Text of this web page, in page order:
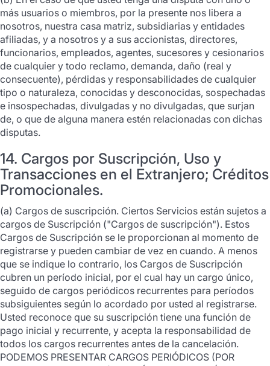
más usuarios o miembros, por la presente nos libera a
nosotros, nuestra casa matriz, subsidiarias y entidades
afiliadas, y a nosotros y a sus accionistas, directores,
funcionarios, empleados, agentes, sucesores y cesionarios
de cualquier y todo reclamo, demanda, daño (real y
consecuente), pérdidas y responsabilidades de cualquier
tipo o naturaleza, conocidas y desconocidas, sospechadas
e insospechadas, divulgadas y no divulgadas, que surjan
de, o que de alguna manera estén relacionadas con dichas
disputas.
14. Cargos por Suscripción, Uso y
Transacciones en el Extranjero; Créditos
Promocionales.
(a) Cargos de suscripción. Ciertos Servicios están sujetos a
cargos de Suscripción ("Cargos de suscripción"). Estos
Cargos de Suscripción se le proporcionan al momento de
registrarse y pueden cambiar de vez en cuando. A menos
que se indique lo contrario, los Cargos de Suscripción
cubren un período inicial, por el cual hay un cargo único,
seguido de cargos periódicos recurrentes para períodos
subsiguientes según lo acordado por usted al registrarse.
Usted reconoce que su suscripción tiene una función de
pago inicial y recurrente, y acepta la responsabilidad de
todos los cargos recurrentes antes de la cancelación.
PODEMOS PRESENTAR CARGOS PERIÓDICOS (POR